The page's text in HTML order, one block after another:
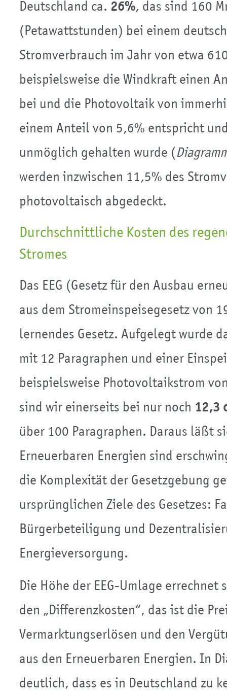
Deutschland ca. 26%, das sind 160
(Petawattstunden) bei einem
Stromverbrauch im Jahr von etwa
beispielsweise die Windkraft einen
bei und die Photovoltaik von
einem Anteil von 5,6% entspricht
unmöglich gehalten wurde (
werden inzwischen 11,5% des
photovoltaisch abgedeckt.
Durchschnittliche Kosten des
Stromes
Das EEG (Gesetz für den Ausbau
aus dem Stromeinspeisegesetz von
lernendes Gesetz. Aufgelegt wurde
mit 12 Paragraphen und einer
beispielsweise Photovoltaikstrom
sind wir einerseits bei nur noch 12,3
über 100 Paragraphen. Daraus läßt
Erneuerbaren Energien sind
die Komplexität der Gesetzgebung
ursprünglichen Ziele des Gesetzes:
Bürgerbeteiligung und
Energieversorgung.
Die Höhe der EEG-Umlage errechnet
den „Differenzkosten“, das ist die
Vermarktungserlösen und den
aus den Erneuerbaren Energien. In
deutlich, dass es in Deutschland zu